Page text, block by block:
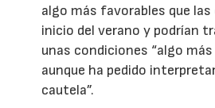
algo más favorables que
inicio del verano y podrían
unas condiciones “algo más
aunque ha pedido
cautela”.